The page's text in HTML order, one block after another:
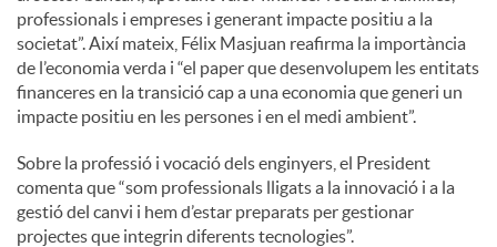
u
t
s
professionals i empreses i generant impacte positiu a la
societat”. Així mateix, Félix Masjuan reafirma la importància
de l’economia verda i “el paper que desenvolupem les entitats
financeres en la transició cap a una economia que generi un
impacte positiu en les persones i en el medi ambient”.
Sobre la professió i vocació dels enginyers, el President
comenta que “som professionals lligats a la innovació i a la
gestió del canvi i hem d’estar preparats per gestionar
projectes que integrin diferents tecnologies”.